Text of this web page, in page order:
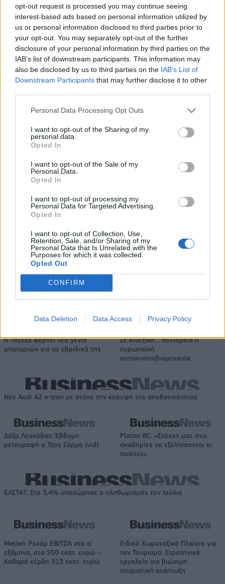
opt-out request is processed you may continue seeing
interest-based ads based on personal information utilized by
us or personal information disclosed to third parties prior to
your opt-out. You may separately opt-out of the further
disclosure of your personal information by third parties on the
IAB’s list of downstream participants. This information may
also be disclosed by us to third parties on the IAB’s List of
Downstream Participants that may further disclose it to other
Personal Data Processing Opt Outs
I want to opt-out of the Sharing of my
personal data.
Opted In
I want to opt-out of the Sale of my
Personal Data.
Opted In
I want to opt-out of processing my
Personal Data for Targeted Advertising.
Opted In
I want to opt-out of Collection, Use,
Retention, Sale, and/or Sharing of my
Personal Data that Is Unrelated with the
Purposes for which it was collected.
Opted Out
CONFIRM
Data Deletion Data Access Privacy Policy
Live στις 15:30 για το Ευρωπαϊκό Παίδων, Ελλάδα-Ισπανία
Μοκόκα: «Θέλουμε να χτίσουμε
και τη διοίκηση»
South Ring Mall έναντι 49,35
νέα στοιχήματα σε low & non alcohol
Χρηματοδότηση 8 εκατ. ευρώ
Ξεκίνησε το πενταετές
πρόγραμμα ενίσχυσης του
Media: Με ενίσχυση 8 εκατ.
στήριξης- Κάλυψη εισφορών
ΕΔΟΕΑΠ
IAB Hellas: Νέα Διοικούσα Επιτροπή και νέο Διοικητικό Συμβούλιο -
Πρόεδρος ο Γαληνός Γιαγλής
Η Toyota φέρνει νέα γενιά
μπαταριών για τα υβριδικά της
Σε κινεζική… πολιορκία η
ευρωπαϊκή
αυτοκινητοβιομηχανία
Νέο Audi A2 e-tron με στόχο την κορυφή της αποδοτικότητας
Δόξα Λευκάδας: Έβδομη
μεταγραφή ο Τζος Σάρμα (vid)
Platon BC: «Στόχος μας στις
ακαδημίες να εξελίσσονται οι
παίκτες»
ΕΛΣΤΑΤ: Στο 3,4% υποχώρησε ο πληθωρισμός τον Ιούλιο
Metlen: Ρεκόρ EBITDA στο α'
εξάμηνο, στα 550 εκατ. ευρώ –
Καθαρά κέρδη 313 εκατ. ευρώ
Ειδικό Χωροταξικό Πλαίσιο για
τον Τουρισμό: Στρατηγικό
εργαλείο για βιώσιμη
τουριστική ανάπτυξη